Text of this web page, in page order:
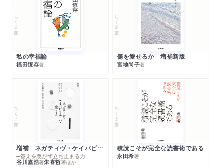
ちくま文庫
私の幸福論
福田恆存著
ちくま文庫
傷を愛せるか 増補新版
宮地尚子著
ちくま文庫
増補 ネガティヴ・ケイパビリティで生きる
─答えを急がず立ち止まる力
谷川嘉浩著朱喜哲著ほか
ちくま文庫
積読こそが完全な読書術である
永田希著